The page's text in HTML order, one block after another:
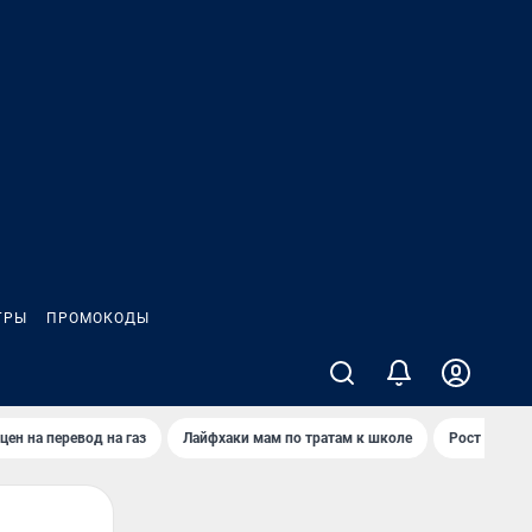
ПРОМОКОДЫ
на перевод на газ Лайфхаки мам по тратам к школе Рост цен на